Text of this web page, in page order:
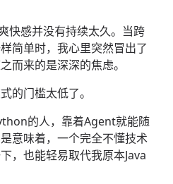
快感并没有持续太久。当跨
简单时，我心里突然冒出了
而来的是深深的焦虑。
的门槛太低了。
的人，靠着Agent就能随
意味着，一个完全不懂技术
，也能轻易取代我原本Java